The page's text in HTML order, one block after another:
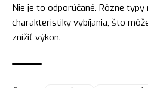
Nie je to odporúčané. Rôzne typy
charakteristiky vybíjania, što
znížiť výkon.